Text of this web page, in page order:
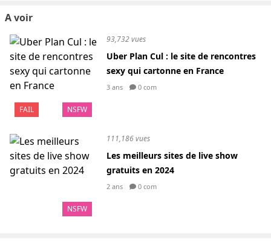
A voir
FAIL NSFW
93,732 vues
Uber Plan Cul : le site de rencontres
sexy qui cartonne en France
3 ans 0 com
NSFW
111,186 vues
Les meilleurs sites de live show
gratuits en 2024
2 ans 0 com